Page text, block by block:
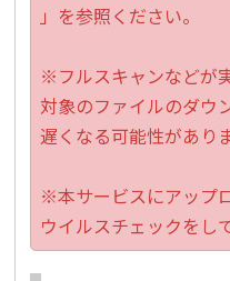
」を参照ください。
※フルスキャンなどが
対象のファイルのダウ
遅くなる可能性がありま
※本サービスにアップ
ウイルスチェックをし